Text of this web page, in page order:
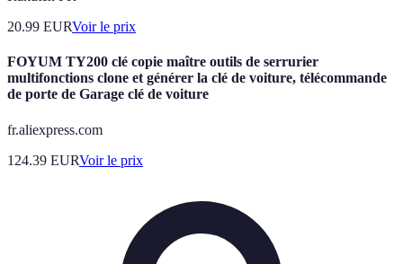
20.99 EURVoir le prix
FOYUM TY200 clé copie maître outils de serrurier
multifonctions clone et générer la clé de voiture, télécommande
de porte de Garage clé de voiture
fr.aliexpress.com
124.39 EURVoir le prix